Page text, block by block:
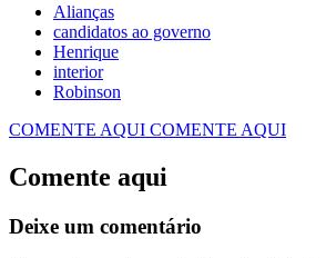
Alianças
candidatos ao governo
Henrique
interior
Robinson
COMENTE AQUI COMENTE AQUI
Comente aqui
Deixe um comentário